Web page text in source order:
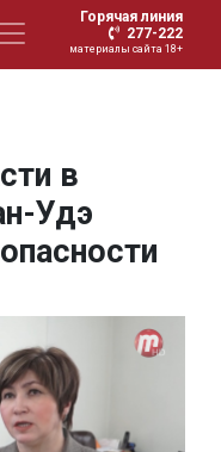
Горячая линия
277-222
материалы сайта 18+
в
Удэ